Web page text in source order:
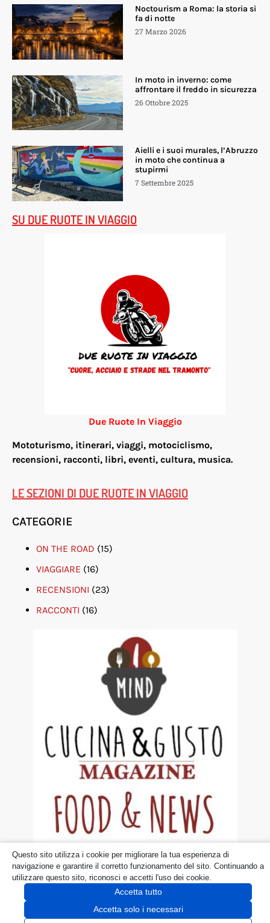
Noctourism a Roma: la storia si
fa di notte
27 Marzo 2026
In moto in inverno: come
affrontare il freddo in sicurezza
26 Ottobre 2025
Aielli e i suoi murales, l’Abruzzo
in moto che continua a
stupirmi
7 Settembre 2025
SU DUE RUOTE IN VIAGGIO
Due Ruote In Viaggio
Mototurismo, itinerari, viaggi, motociclismo,
recensioni, racconti, libri, eventi, cultura, musica.
LE SEZIONI DI DUE RUOTE IN VIAGGIO
CATEGORIE
ON THE ROAD (15)
VIAGGIARE (16)
RECENSIONI (23)
RACCONTI (16)
© dueruoteinviaggio.it
Disclaimer Privacy Policy Cookie
Questo sito utilizza i cookie per migliorare la tua esperienza di
navigazione e garantire il corretto funzionamento del sito. Continuando a
utilizzare questo sito, riconosci e accetti l'uso dei cookie.
Accetta tutto
Accetta solo i necessari